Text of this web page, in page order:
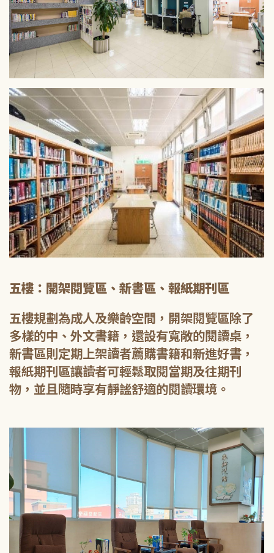
五樓：開架閱覽區、新書區、報紙期刊區
五樓規劃為成人及樂齡空間，開架閱覽區除了
多樣的中、外文書籍，還設有寬敞的閱讀桌，
新書區則定期上架讀者薦購書籍和新進好書，
報紙期刊區讓讀者可輕鬆取閱當期及往期刊
物，並且隨時享有靜謐舒適的閱讀環境。